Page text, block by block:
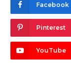
Facebook
Pinterest
YouTube